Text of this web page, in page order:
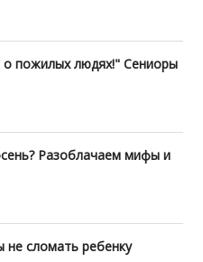
пожилых людях!" Сениоры
Разоблачаем мифы и
не сломать ребенку